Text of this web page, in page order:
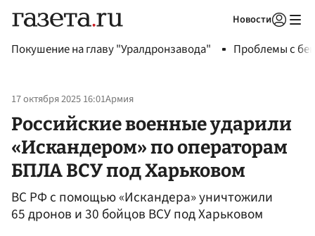
Новости
Покушение на главу "Уралдронзавода" Проблемы с
17 октября 2025 16:01Армия
Российские военные ударили
«Искандером» по операторам
БПЛА ВСУ под Харьковом
ВС РФ с помощью «Искандера» уничтожили
65 дронов и 30 бойцов ВСУ под Харьковом